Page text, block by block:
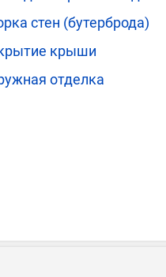
стен (бутерброда)
крыши
отделка